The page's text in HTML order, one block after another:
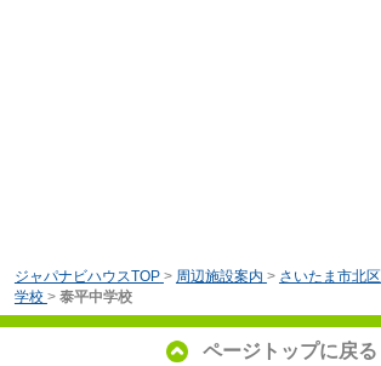
ジャパナビハウスTOP > 周辺施設案内 > さいたま市北区
学校 > 泰平中学校
ページトップに戻る